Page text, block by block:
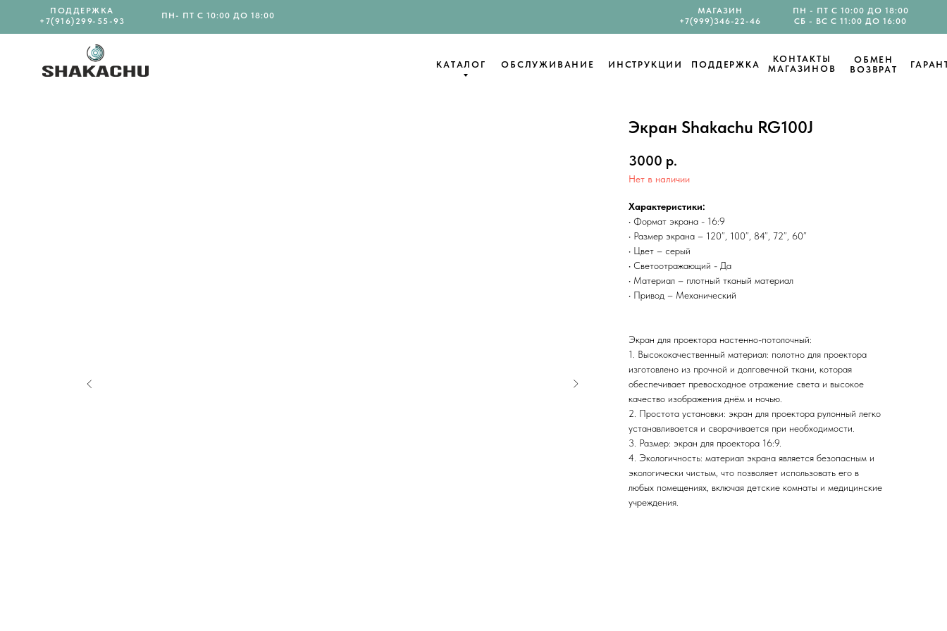
ИНСТРУКЦИИ ПОДДЕРЖКА
КОНТАКТЫ
МАГАЗИНОВ
ОБМЕН
ВОЗВРАТ
КАТАЛОГ
ПОДДЕРЖКА
+7(916)299-55-93
МАГАЗИН
+7(999)346-22-46
ПН- ПТ С 10:00 ДО 18:00
ПН - ПТ С 10:00 ДО 18:00
СБ - ВС С 11:00 ДО 16:00
ОБСЛУЖИВАНИЕ
Экран Shakachu RG100J
3000 р.
Нет в наличии
Характеристики:
• Формат экрана - 16:9
• Размер экрана – 120”, 100”, 84”, 72”, 60”
• Цвет – серый
• Светоотражающий - Да
• Материал – плотный тканый материал
• Привод – Механический
Экран для проектора настенно-потолочный:
1. Высококачественный материал: полотно для проектора
изготовлено из прочной и долговечной ткани, которая
обеспечивает превосходное отражение света и высокое
качество изображения днём и ночью.
2. Простота установки: экран для проектора рулонный легко
устанавливается и сворачивается при необходимости.
3. Размер: экран для проектора 16:9.
4. Экологичность: материал экрана является безопасным и
экологически чистым, что позволяет использовать его в
любых помещениях, включая детские комнаты и медицинские
учреждения.